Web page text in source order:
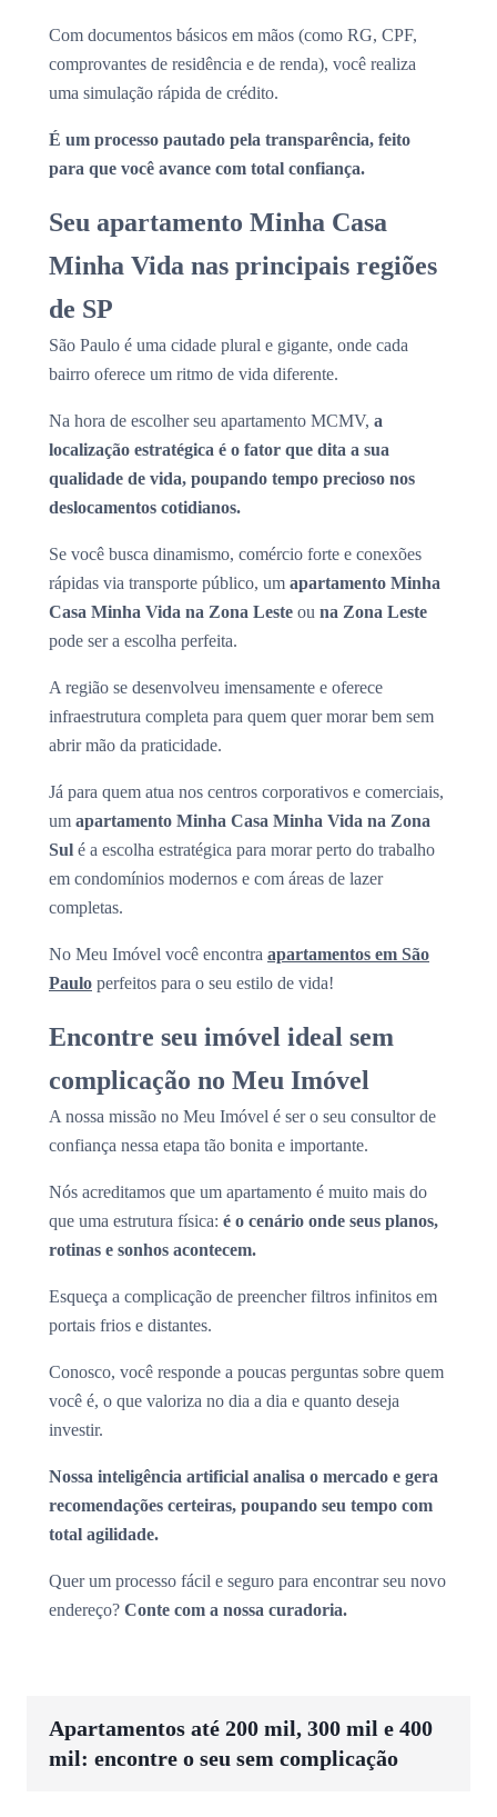
Com documentos básicos em mãos (como RG, CPF,
comprovantes de residência e de renda), você realiza
uma simulação rápida de crédito.
É um processo pautado pela transparência, feito
para que você avance com total confiança.
Seu apartamento Minha Casa
Minha Vida nas principais regiões
de SP
São Paulo é uma cidade plural e gigante, onde cada
bairro oferece um ritmo de vida diferente.
Na hora de escolher seu apartamento MCMV, a
localização estratégica é o fator que dita a sua
qualidade de vida, poupando tempo precioso nos
deslocamentos cotidianos.
Se você busca dinamismo, comércio forte e conexões
rápidas via transporte público, um apartamento Minha
Casa Minha Vida na Zona Leste ou na Zona Leste
pode ser a escolha perfeita.
A região se desenvolveu imensamente e oferece
infraestrutura completa para quem quer morar bem sem
abrir mão da praticidade.
Já para quem atua nos centros corporativos e comerciais,
um apartamento Minha Casa Minha Vida na Zona
Sul é a escolha estratégica para morar perto do trabalho
em condomínios modernos e com áreas de lazer
completas.
No Meu Imóvel você encontra apartamentos em São
Paulo perfeitos para o seu estilo de vida!
Encontre seu imóvel ideal sem
complicação no Meu Imóvel
A nossa missão no Meu Imóvel é ser o seu consultor de
confiança nessa etapa tão bonita e importante.
Nós acreditamos que um apartamento é muito mais do
que uma estrutura física: é o cenário onde seus planos,
rotinas e sonhos acontecem.
Esqueça a complicação de preencher filtros infinitos em
portais frios e distantes.
Conosco, você responde a poucas perguntas sobre quem
você é, o que valoriza no dia a dia e quanto deseja
investir.
Nossa inteligência artificial analisa o mercado e gera
recomendações certeiras, poupando seu tempo com
total agilidade.
Quer um processo fácil e seguro para encontrar seu novo
endereço? Conte com a nossa curadoria.
Apartamentos até 200 mil, 300 mil e 400
mil: encontre o seu sem complicação